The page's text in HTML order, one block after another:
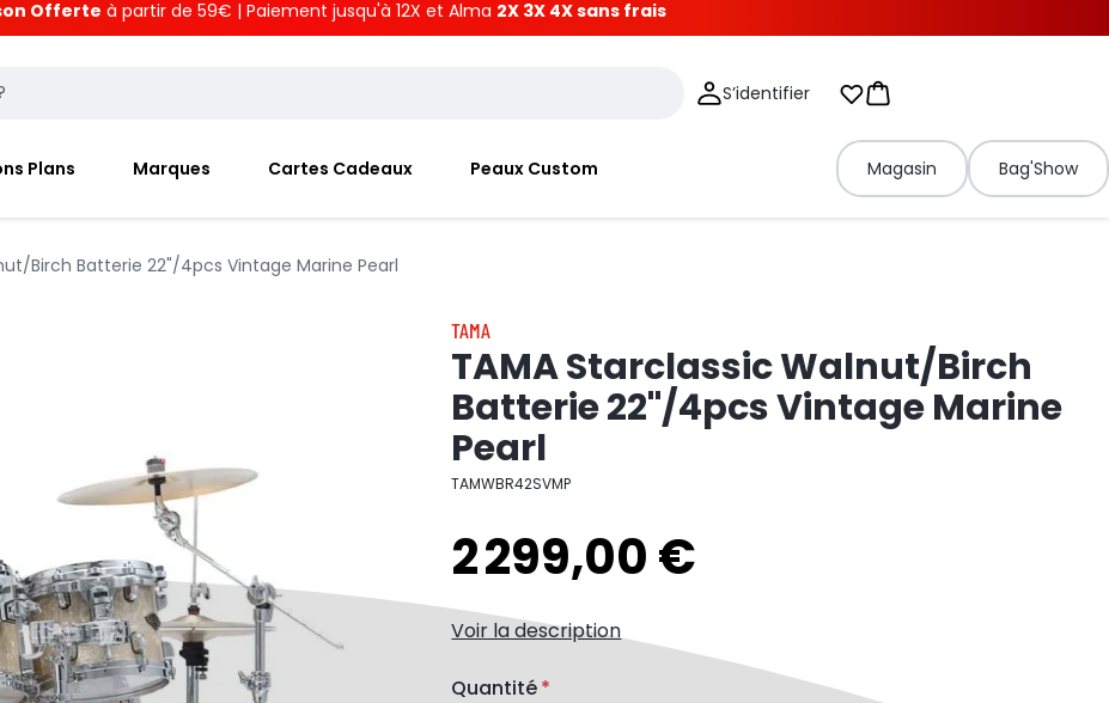
Offerte à partir de 59€ | Paiement jusqu'à 12X et Alma 2X 3X 4X sans frais
S’identifier Mes listes d'envies
Panier
Plans Marques Cartes Cadeaux Peaux Custom Magasin Bag'Show
Birch Batterie 22"/4pcs Vintage Marine Pearl
TAMA
TAMA Starclassic Walnut/Birch
Batterie 22"/4pcs Vintage Marine
Pearl
TAMWBR42SVMP
2 299,00 €
Voir la description
Quantité